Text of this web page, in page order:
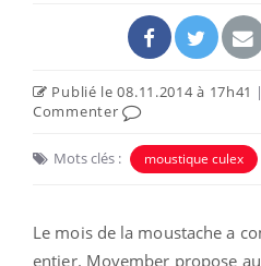
Publié le 08.11.2014 à 17h41
Commenter
Mots clés : moustique culex
Le mois de la moustache a
entier. Movember propose